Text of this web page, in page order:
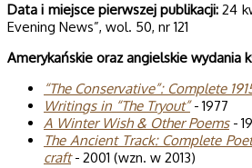
Data i miej­sce pierw­szej publi­ka­cji: 24
Evening News”, wol. 50, nr 121
Ame­ry­kań­skie oraz angiel­skie wyda­nia
“The Con­se­rva­tive”: Com­plete
Wri­tings in “The Try­out”- 1977
A Win­ter Wish & Other Poems-
The Ancient Track: Com­plete
craft- 2001 (wzn. w 2013)